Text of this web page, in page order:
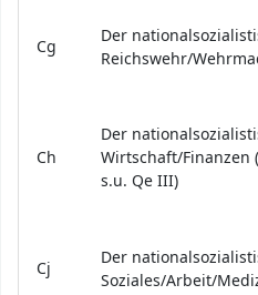
Cg
Der
Reichswehr/
Ch
Der
Wirtschaft/Finanzen
s.u. Qe III)
Cj
Der
Soziales/Arbeit/